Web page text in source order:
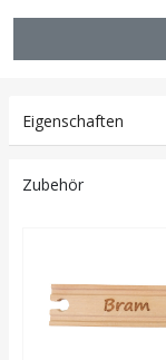
Eigenschaften
Zubehör